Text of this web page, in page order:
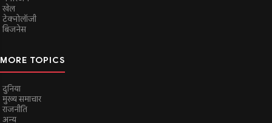
खेल
टेक्नोलॉजी
बिजनेस
MORE TOPICS
दुनिया
मुख्य समाचार
राजनीति
अन्य